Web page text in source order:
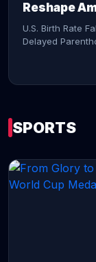
Reshape
U.S. Birth Rate
Delayed
SPORTS